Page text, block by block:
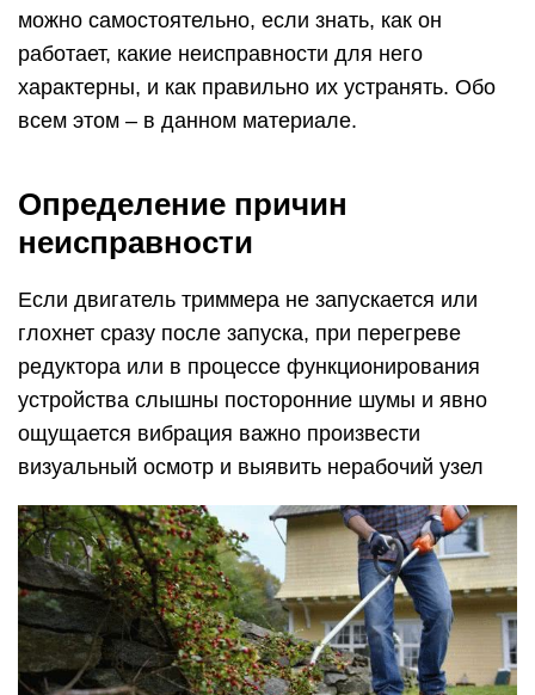
можно самостоятельно, если знать, как он
работает, какие неисправности для него
характерны, и как правильно их устранять. Обо
всем этом – в данном материале.
Определение причин
неисправности
Если двигатель триммера не запускается или
глохнет сразу после запуска, при перегреве
редуктора или в процессе функционирования
устройства слышны посторонние шумы и явно
ощущается вибрация важно произвести
визуальный осмотр и выявить нерабочий узел